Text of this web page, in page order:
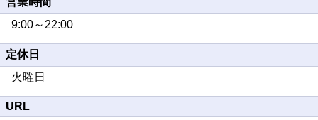
9:00～22:00
定休日
火曜日
URL